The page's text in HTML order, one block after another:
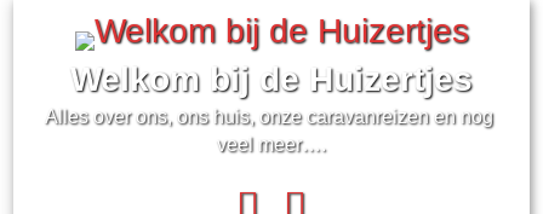
Welkom bij de Huizertjes
Alles over ons, ons huis, onze caravanreizen en nog
veel meer….
Facebook